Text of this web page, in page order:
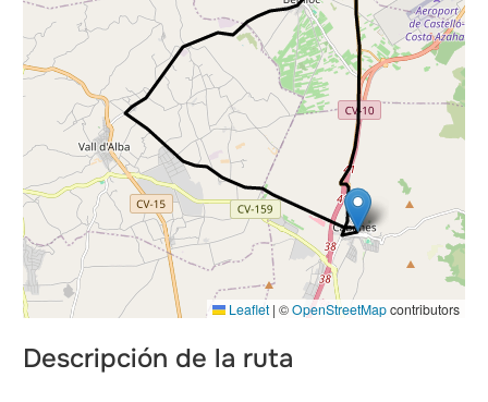
Leaflet | ©OpenStreetMapcontributors
Descripción de la ruta